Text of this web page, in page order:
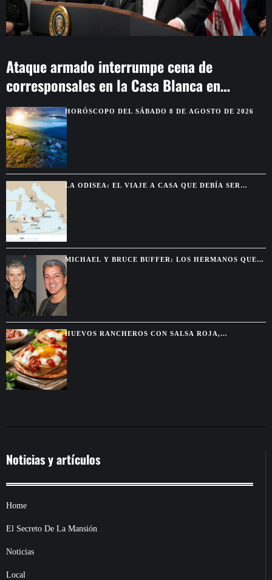
Ataque armado interrumpe cena de
corresponsales en la Casa Blanca en
WashingtonHORÓSCOPO DEL SÁBADO 8 DE AGOSTO DE 2026
LA ODISEA: EL VIAJE A CASA QUE DEBÍA SER
MICHAEL Y BRUCE BUFFER: LOS HERMANOS QUE
SE DESCUBRIERON GRACIAS A UNA PELEA POR
TELEVISIÓN
HUEVOS RANCHEROS CON SALSA ROJA,
TORTILLAS DORADAS Y SABOR DE DESAYUNO
MEXICANO
Noticias y artículos
Home
El Secreto De La Mansión
Noticias
Local